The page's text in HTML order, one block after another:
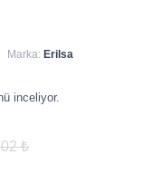
Marka: Erilsa
inceliyor.
₺